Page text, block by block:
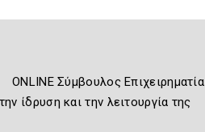
ONLINE Σύμβουλος Επιχειρηματία
ίδρυση και την λειτουργία της